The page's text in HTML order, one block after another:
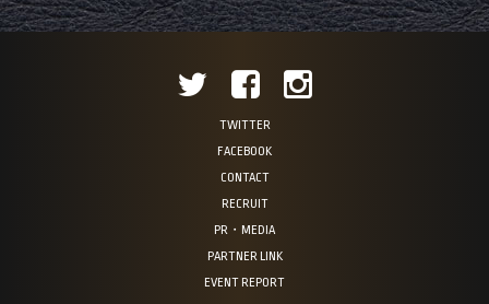
TWITTER
FACEBOOK
CONTACT
RECRUIT
PR・MEDIA
PARTNER LINK
EVENT REPORT